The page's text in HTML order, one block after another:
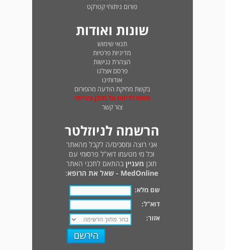
פורום ניתוחי קטרקט
שונות ואודות
תנאי שימוש
מדיניות פרטיות
הצהרת נגישות
פרסם אצלנו
אודותינו
בקשת מחיקת הודעה מהפורום
טופס לדיווח על תוכן בעייתי
צור קשר
הרשמה לניוזלטר
אני רוצה ומסכים/ה לקבל מהאתר
וכל מי מטעמו דוא"ל פרסומי עם
תוכן מעניין בהתאם לתכני האתר
MedOnline - שאל את הרופא
:
שם מלא:
דוא"ל:
אזור: